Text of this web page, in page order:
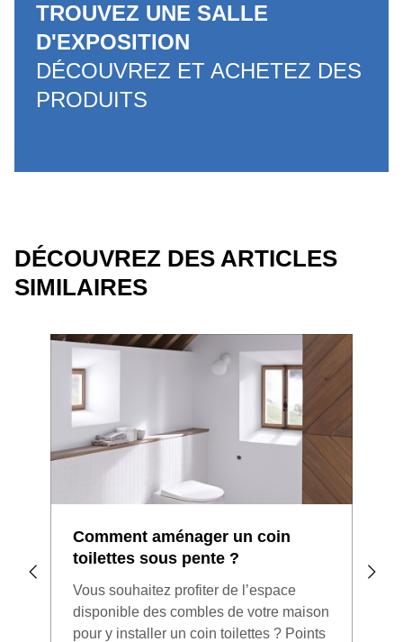
TROUVEZ UNE SALLE
D'EXPOSITION
DÉCOUVREZ ET ACHETEZ DES
PRODUITS
DÉCOUVREZ DES ARTICLES
SIMILAIRES
Comment aménager un coin
toilettes sous pente ?
Vous souhaitez profiter de l’espace
disponible des combles de votre maison
pour y installer un coin toilettes ? Points